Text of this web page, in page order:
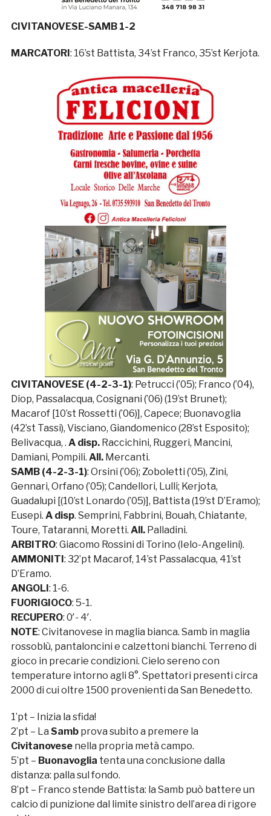
CIVITANOVESE-SAMB 1-2
MARCATORI : 16’st Battista, 34’st Franco, 35’st Kerjota.
CIVITANOVESE (4-2-3-1): Petrucci (’05); Franco (’04),
Diop, Passalacqua, Cosignani (’06) (19’st Brunet);
Macarof [10’st Rossetti (’06)], Capece; Buonavoglia
(42’st Tassi), Visciano, Giandomenico (28’st Esposito);
Belivacqua, . A disp.Raccichini, Ruggeri, Mancini,
Damiani, Pompili. All.Mercanti.
SAMB (4-2-3-1): Orsini (’06); Zoboletti (’05), Zini,
Gennari, Orfano (’05); Candellori, Lulli; Kerjota,
Guadalupi [(10’st Lonardo (’05)], Battista (19’st D’Eramo);
Eusepi. A disp. Semprini, Fabbrini, Bouah, Chiatante,
Toure, Tataranni, Moretti. All.Palladini.
ARBITRO: Giacomo Rossini di Torino (Ielo-Angelini).
AMMONITI: 32’pt Macarof, 14’st Passalacqua, 41’st
D’Eramo.
ANGOLI: 1-6.
FUORIGIOCO: 5-1.
RECUPERO: 0′- 4′.
NOTE: Civitanovese in maglia bianca. Samb in maglia
rossoblù, pantaloncini e calzettoni bianchi. Terreno di
gioco in precarie condizioni. Cielo sereno con
temperature intorno agli 8°. Spettatori presenti circa
2000 di cui oltre 1500 provenienti da San Benedetto.
1’pt – Inizia la sfida!
2’pt – La Sambprova subito a premere la
Civitanovesenella propria metà campo.
5’pt – Buonavoglia tenta una conclusione dalla
distanza: palla sul fondo.
8’pt – Franco stende Battista: la Samb può battere un
calcio di punizione dal limite sinistro dell’area di rigore